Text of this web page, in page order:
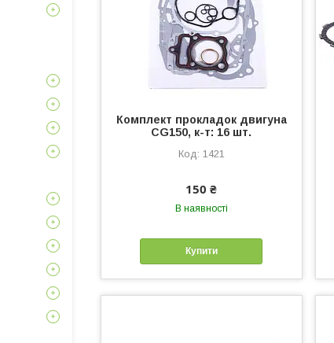
Комплект прокладок двигуна
CG150, к-т: 16 шт.
1421
150 ₴
В наявності
Купити